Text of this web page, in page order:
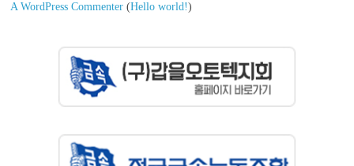
A WordPress Commenter (Hello world!)